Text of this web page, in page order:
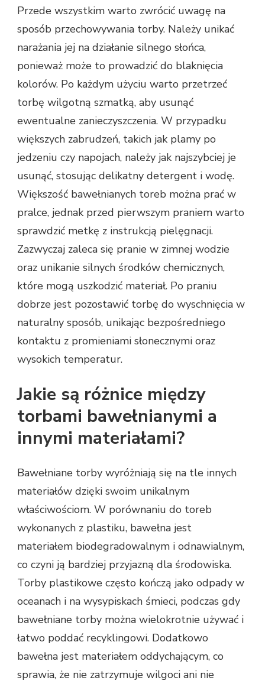
Przede wszystkim warto zwrócić uwagę na
sposób przechowywania torby. Należy unikać
narażania jej na działanie silnego słońca,
ponieważ może to prowadzić do blaknięcia
kolorów. Po każdym użyciu warto przetrzeć
torbę wilgotną szmatką, aby usunąć
ewentualne zanieczyszczenia. W przypadku
większych zabrudzeń, takich jak plamy po
jedzeniu czy napojach, należy jak najszybciej je
usunąć, stosując delikatny detergent i wodę.
Większość bawełnianych toreb można prać w
pralce, jednak przed pierwszym praniem warto
sprawdzić metkę z instrukcją pielęgnacji.
Zazwyczaj zaleca się pranie w zimnej wodzie
oraz unikanie silnych środków chemicznych,
które mogą uszkodzić materiał. Po praniu
dobrze jest pozostawić torbę do wyschnięcia w
naturalny sposób, unikając bezpośredniego
kontaktu z promieniami słonecznymi oraz
wysokich temperatur.
Jakie są różnice między
torbami bawełnianymi a
innymi materiałami?
Bawełniane torby wyróżniają się na tle innych
materiałów dzięki swoim unikalnym
właściwościom. W porównaniu do toreb
wykonanych z plastiku, bawełna jest
materiałem biodegradowalnym i odnawialnym,
co czyni ją bardziej przyjazną dla środowiska.
Torby plastikowe często kończą jako odpady w
oceanach i na wysypiskach śmieci, podczas gdy
bawełniane torby można wielokrotnie używać i
łatwo poddać recyklingowi. Dodatkowo
bawełna jest materiałem oddychającym, co
sprawia, że nie zatrzymuje wilgoci ani nie